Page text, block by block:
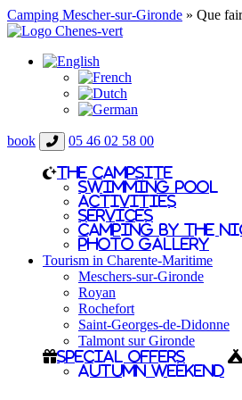
Camping Mescher-sur-Gironde » Que
book 05 46 02 58 00
The campsite
Swimming pool
Activities
Services
Camping by the
Photo gallery
Tourism in Charente-Maritime
Meschers-sur-Gironde
Royan
Rochefort
Saint-Georges-de-Didonne
Talmont sur Gironde
Special offers
Autumn Weekend